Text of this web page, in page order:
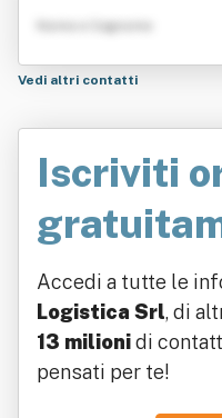
Nome e Cognome
Vedi altri contatti
Iscriviti
Accedi a tutte le
Logistica Srl, di
13 milionidi
pensati per te!